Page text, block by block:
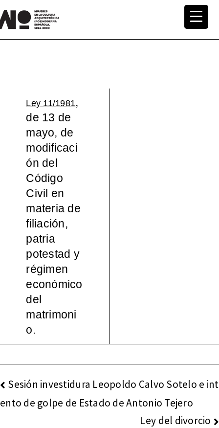
al
MuWo –
Ley 11/1981,
de 13 de
mayo, de
modificaci
ón del
Código
Civil en
materia de
filiación,
patria
potestad y
régimen
económico
del
matrimoni
o.
NAVEGACIÓN
DE
ENTRADAS
Sesión investidura Leopoldo Calvo Sotelo e int
ento de golpe de Estado de Antonio Tejero
Ley del divorcio